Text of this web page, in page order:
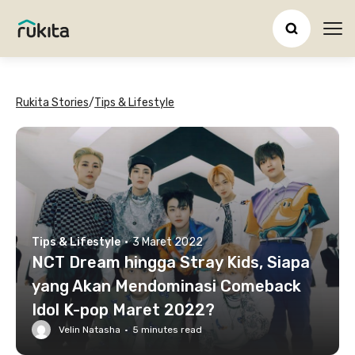
Rukita Stories/Tips & Lifestyle
Tips & Lifestyle · 3 Maret 2022
NCT Dream hingga Stray Kids, Siapa
yang Akan Mendominasi Comeback
Idol K-pop Maret 2022?
Velin Natasha · 5 minutes read